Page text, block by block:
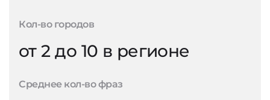
Кол-во городов
от 2 до 10 в регионе
Среднее кол-во фраз